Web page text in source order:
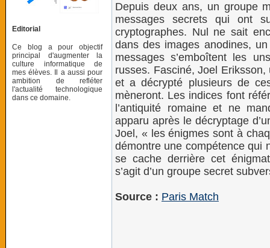
Editorial
Ce blog a pour objectif
principal d'augmenter la
culture informatique de
mes élèves. Il a aussi pour
ambition de refléter
l'actualité technologique
dans ce domaine.
Depuis deux ans, un groupe
messages secrets qui ont
cryptographes. Nul ne sait
dans des images anodines,
messages s’emboîtent les
russes. Fasciné, Joel
et a décrypté plusieurs de
mèneront. Les indices font
l’antiquité romaine et ne
apparu après le décryptage
Joel, « les énigmes sont à
démontre une compétence qui
se cache derrière cet
s’agit d’un groupe secret
Source : Paris Match